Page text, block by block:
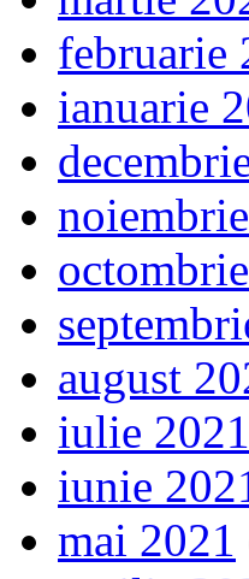
februarie
ianuarie
august
iulie 2021
iunie
mai 2021